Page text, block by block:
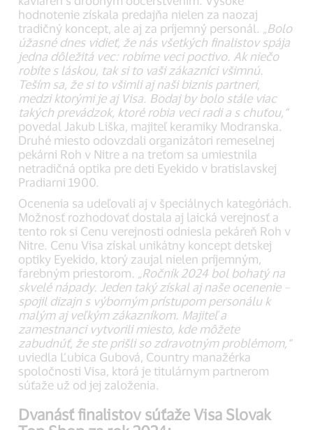
hodnotenie získala predajňa nielen za naozaj
tradičný koncept, ale aj za príjemný personál.
„Bolo
úžasné dnes vidieť, že nás všetkých finalistov spája
jedna dôležitá vec: robíme veci poctivo. Ak niečo
robíte s láskou, tak si to vaši zákazníci všimnú.
Teším sa, že si to všimli aj naši biznis partneri,
medzi ktorými je aj Visa. Bodaj by bolo stále viac
takých prevádzok, ktoré robia veci radi a s chuťou,“
povedal Jakub Liška, majiteľ keramiky Modranska.
Druhé miesto odovzdali organizátori remeselnej
pekárni Roh v Nitre a na treťom sa umiestnila
netradičná optika pre deti Eyekido v bratislavskej
Pradiarni 1900.
Ocenenia sa udeľovali aj v špeciálnych kategóriách.
Možnosť rozhodovať dostala aj laická verejnosť a
tento rok si Cenu verejnosti odniesla pekáreň Roh v
Nitre. Cenu Visa získal unikátny koncept detskej
optiky Eyekido, ktorý zaujal nielen príjemným,
farebným priestorom . „Ročník 2024 bol bohatý na
skvelé nápady. Jeden taký získal aj naše ocenenie –
spojil dizajn s výborným prístupom personálu k
malým aj veľkým zákazníkom. Majiteľ a
zamestnanci vytvorili miesto, kde môžete
zabudnúť, že ste prišli so zdravotným problémom,“
uviedla Ľubica Gubová, Country manažérka
spoločnosti Visa, ktorá je titulárnym partnerom
súťaže už od jej založenia.
Dvanásť finalistov súťaže Visa Slovak